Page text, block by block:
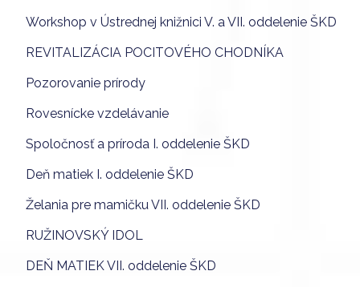
Workshop v Ústrednej knižnici V. a VII. oddelenie ŠKD
REVITALIZÁCIA POCITOVÉHO CHODNÍKA
Pozorovanie prírody
Rovesnícke vzdelávanie
Spoločnosť a príroda I. oddelenie ŠKD
Deň matiek I. oddelenie ŠKD
Želania pre mamičku VII. oddelenie ŠKD
RUŽINOVSKÝ IDOL
DEŇ MATIEK VII. oddelenie ŠKD